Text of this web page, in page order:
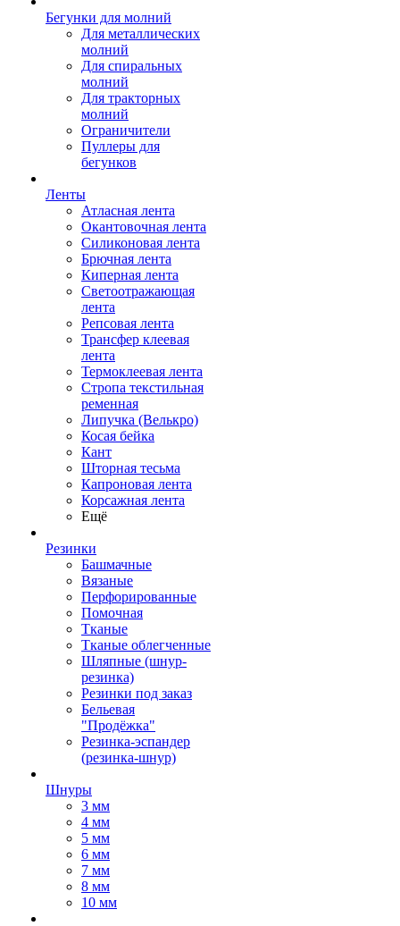
Бегунки для молний
Для металлических
молний
Для спиральных
молний
Для тракторных
молний
Ограничители
Пуллеры для
бегунков
Ленты
Атласная лента
Окантовочная лента
Силиконовая лента
Брючная лента
Киперная лента
Светоотражающая
лента
Репсовая лента
Трансфер клеевая
лента
Термоклеевая лента
Стропа текстильная
ременная
Липучка (Велькро)
Косая бейка
Кант
Шторная тесьма
Капроновая лента
Корсажная лента
Ещё
Резинки
Башмачные
Вязаные
Перфорированные
Помочная
Тканые
Тканые облегченные
Шляпные (шнур-
резинка)
Резинки под заказ
Бельевая
"Продёжка"
Резинка-эспандер
(резинка-шнур)
Шнуры
3 мм
4 мм
5 мм
6 мм
7 мм
8 мм
10 мм